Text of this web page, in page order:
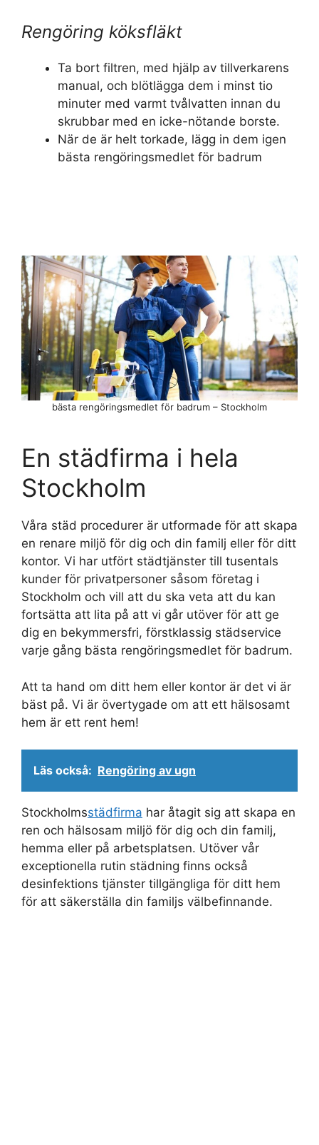
Rengöring köksfläkt
Ta bort filtren, med hjälp av tillverkarens
manual, och blötlägga dem i minst tio
minuter med varmt tvålvatten innan du
skrubbar med en icke-nötande borste.
När de är helt torkade, lägg in dem igen
bästa rengöringsmedlet för badrum
En städfirma i hela
Stockholm
Våra städ procedurer är utformade för att skapa
en renare miljö för dig och din familj eller för ditt
kontor. Vi har utfört städtjänster till tusentals
kunder för privatpersoner såsom företag i
Stockholm och vill att du ska veta att du kan
fortsätta att lita på att vi går utöver för att ge
dig en bekymmersfri, förstklassig städservice
varje gång bästa rengöringsmedlet för badrum.
Att ta hand om ditt hem eller kontor är det vi är
bäst på. Vi är övertygade om att ett hälsosamt
hem är ett rent hem!
Läs också: Rengöring av ugn
Stockholmsstädfirma har åtagit sig att skapa en
ren och hälsosam miljö för dig och din familj,
hemma eller på arbetsplatsen. Utöver vår
exceptionella rutin städning finns också
desinfektions tjänster tillgängliga för ditt hem
för att säkerställa din familjs välbefinnande.
bästa rengöringsmedlet för badrum – Stockholm